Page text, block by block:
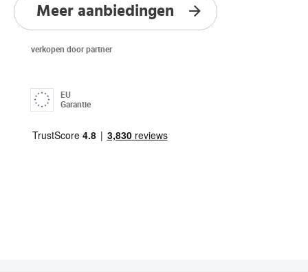
Meer aanbiedingen
verkopen door partner
EU
Garantie